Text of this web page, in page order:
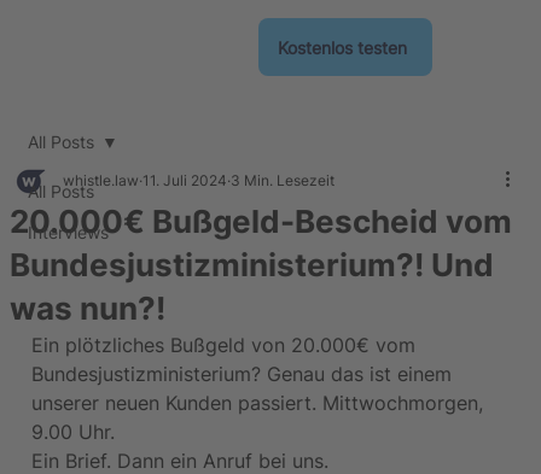
Kostenlos testen
All Posts
Interviews
All Posts
20.000€ Bußgeld-Bescheid vom
Bundesjustizministerium?! Und
was nun?!
whistle.law 11. Juli 2024 3 Min. Lesezeit
Ein plötzliches Bußgeld von 20.000€ vom
Bundesjustizministerium? Genau das ist einem
unserer neuen Kunden passiert. Mittwochmorgen,
9.00 Uhr.
Ein Brief. Dann ein Anruf bei uns.